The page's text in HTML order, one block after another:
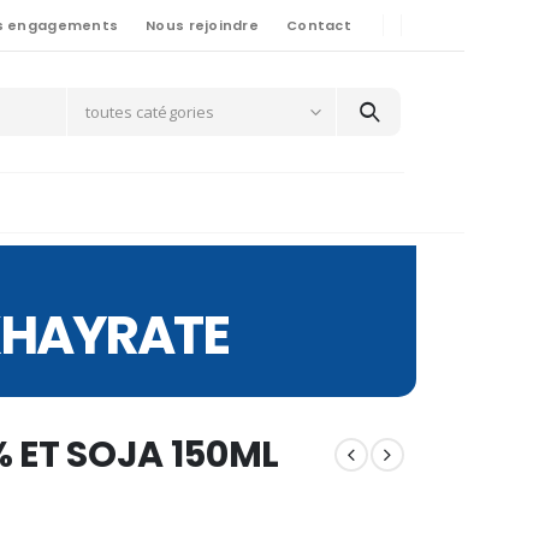
engagements Nous rejoindre Contact
toutes catégories
ET SOJA 150ML